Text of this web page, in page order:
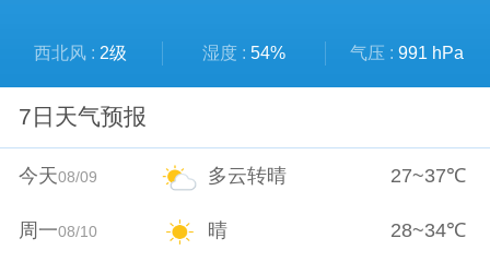
西北风 : 2级 湿度 : 54% 气压 : 991 hPa
7日天气预报
今天08/09 多云转晴 27~37℃
周一08/10 晴 28~34℃